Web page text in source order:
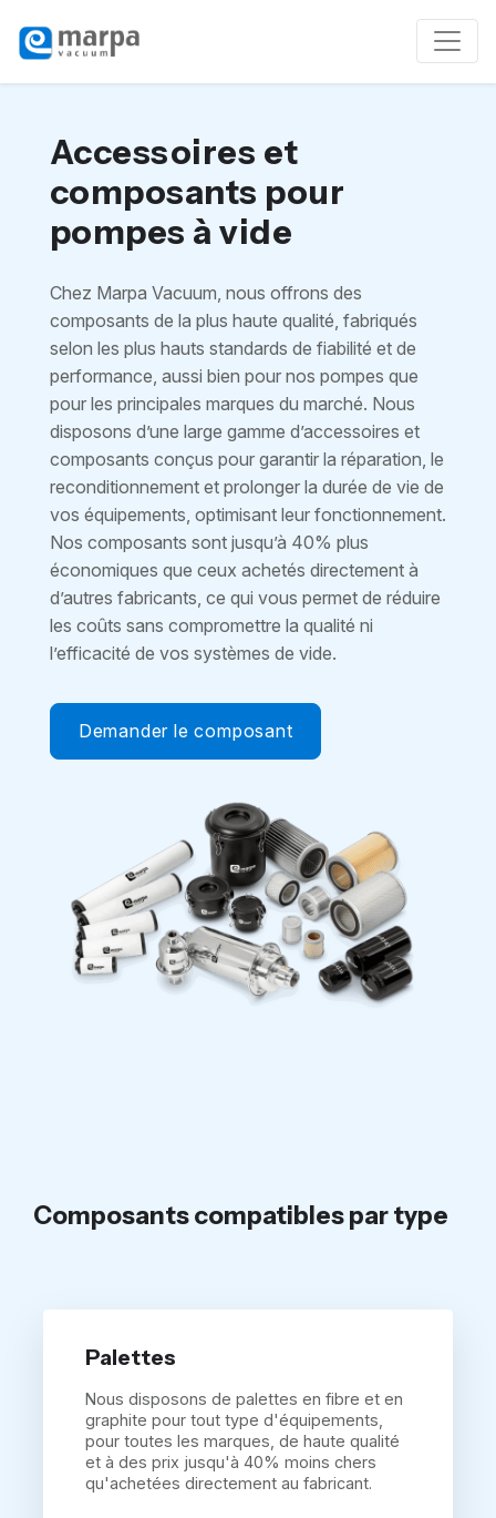
Accessoires et
composants pour
pompes à vide
Chez Marpa Vacuum, nous offrons des
composants de la plus haute qualité, fabriqués
selon les plus hauts standards de fiabilité et de
performance, aussi bien pour nos pompes que
pour les principales marques du marché. Nous
disposons d’une large gamme d’accessoires et
composants conçus pour garantir la réparation, le
reconditionnement et prolonger la durée de vie de
vos équipements, optimisant leur fonctionnement.
Nos composants sont jusqu’à 40% plus
économiques que ceux achetés directement à
d’autres fabricants, ce qui vous permet de réduire
les coûts sans compromettre la qualité ni
l’efficacité de vos systèmes de vide.
Demander le composant
Composants compatibles par type
Palettes
Nous disposons de palettes en fibre et en
graphite pour tout type d'équipements,
pour toutes les marques, de haute qualité
et à des prix jusqu'à 40% moins chers
qu'achetées directement au fabricant.